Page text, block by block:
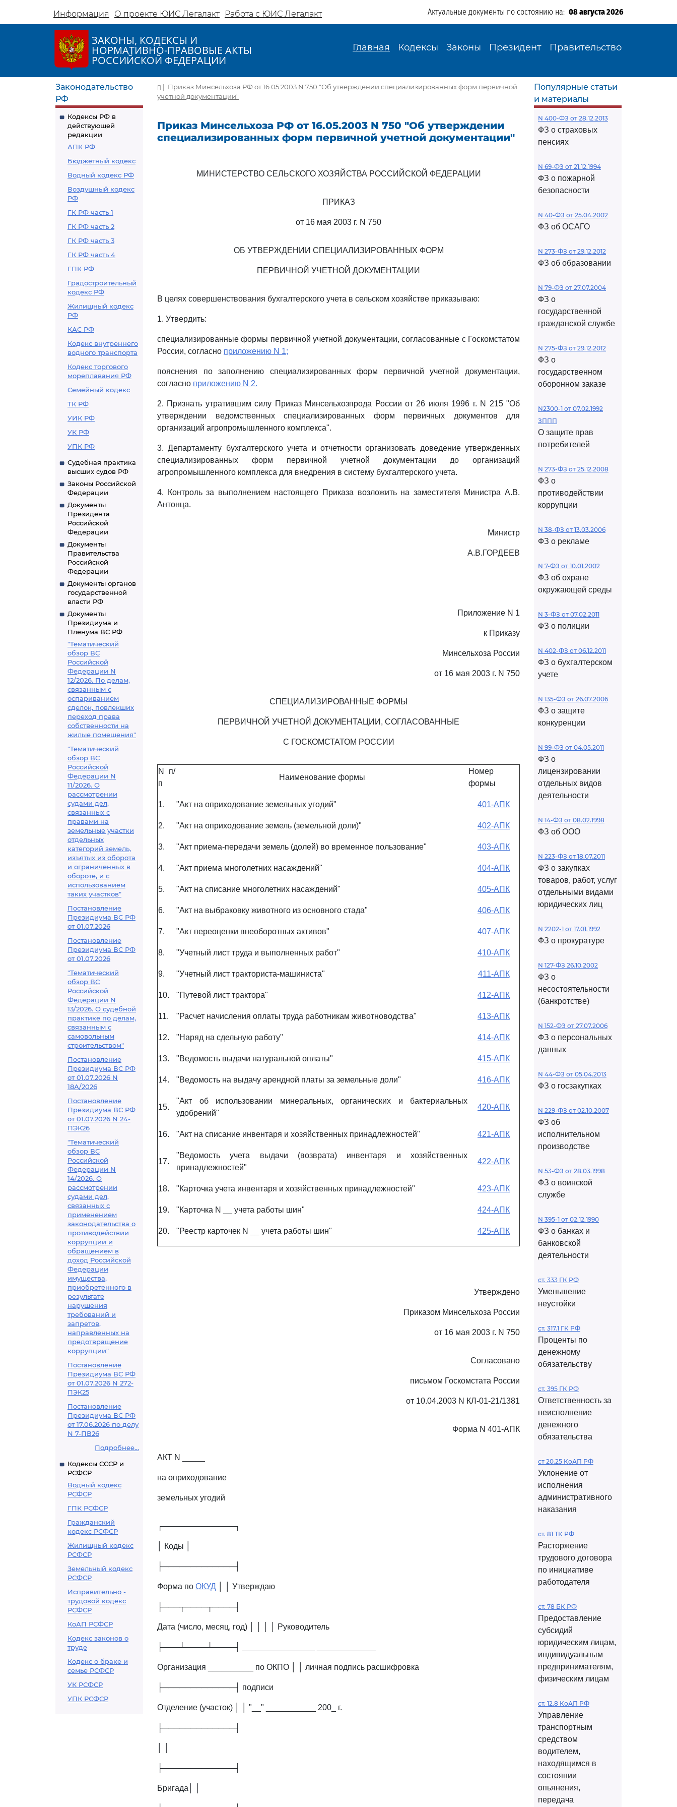
Информация О проекте ЮИС Легалакт Работа с ЮИС Легалакт Актуальные документы по состоянию на: 08 августа 2026
ЗАКОНЫ, КОДЕКСЫ И
НОРМАТИВНО-ПРАВОВЫЕ АКТЫ
РОССИЙСКОЙ ФЕДЕРАЦИИ
Главная Кодексы Законы Президент Правительство
Законодательство
РФ
Кодексы РФ в
действующей
редакции
АПК РФ
Бюджетный кодекс
Водный кодекс РФ
Воздушный кодекс
РФ
ГК РФ часть 1
ГК РФ часть 2
ГК РФ часть 3
ГК РФ часть 4
ГПК РФ
Градостроительный
кодекс РФ
Жилищный кодекс
РФ
КАС РФ
Кодекс внутреннего
водного транспорта
Кодекс торгового
мореплавания РФ
Семейный кодекс
ТК РФ
УИК РФ
УК РФ
УПК РФ
Судебная практика
высших судов РФ
Законы Российской
Федерации
Документы
Президента
Российской
Федерации
Документы
Правительства
Российской
Федерации
Документы органов
государственной
власти РФ
Документы
Президиума и
Пленума ВС РФ
"Тематический
обзор ВС
Российской
Федерации N
12/2026. По делам,
связанным с
оспариванием
сделок, повлекших
переход права
собственности на
жилые помещения"
"Тематический
обзор ВС
Российской
Федерации N
11/2026. О
рассмотрении
судами дел,
связанных с
правами на
земельные участки
отдельных
категорий земель,
изъятых из оборота
и ограниченных в
обороте, и с
использованием
таких участков"
Постановление
Президиума ВС РФ
от 01.07.2026
Постановление
Президиума ВС РФ
от 01.07.2026
"Тематический
обзор ВС
Российской
Федерации N
13/2026. О судебной
практике по делам,
связанным с
самовольным
строительством"
Постановление
Президиума ВС РФ
от 01.07.2026 N
18А/2026
Постановление
Президиума ВС РФ
от 01.07.2026 N 24-
ПЭК26
"Тематический
обзор ВС
Российской
Федерации N
14/2026. О
рассмотрении
судами дел,
связанных с
применением
законодательства о
противодействии
коррупции и
обращением в
доход Российской
Федерации
имущества,
приобретенного в
результате
нарушения
требований и
запретов,
направленных на
предотвращение
коррупции"
Постановление
Президиума ВС РФ
от 01.07.2026 N 272-
ПЭК25
Постановление
Президиума ВС РФ
от 17.06.2026 по делу
N 7-ПВ26
Подробнее...
Кодексы СССР и
РСФСР
Водный кодекс
РСФСР
ГПК РСФСР
Гражданский
кодекс РСФСР
Жилищный кодекс
РСФСР
Земельный кодекс
РСФСР
Исправительно -
трудовой кодекс
РСФСР
КоАП РСФСР
Кодекс законов о
труде
Кодекс о браке и
семье РСФСР
УК РСФСР
УПК РСФСР
| Приказ Минсельхоза РФ от 16.05.2003 N 750 "Об утверждении специализированных форм первичной
учетной документации"
Приказ Минсельхоза РФ от 16.05.2003 N 750 "Об утверждении
специализированных форм первичной учетной документации"
МИНИСТЕРСТВО СЕЛЬСКОГО ХОЗЯЙСТВА РОССИЙСКОЙ ФЕДЕРАЦИИ
ПРИКАЗ
от 16 мая 2003 г. N 750
ОБ УТВЕРЖДЕНИИ СПЕЦИАЛИЗИРОВАННЫХ ФОРМ
ПЕРВИЧНОЙ УЧЕТНОЙ ДОКУМЕНТАЦИИ
В целях совершенствования бухгалтерского учета в сельском хозяйстве приказываю:
1. Утвердить:
специализированные формы первичной учетной документации, согласованные с Госкомстатом
России, согласно приложению N 1;
пояснения по заполнению специализированных форм первичной учетной документации,
согласно приложению N 2.
2. Признать утратившим силу Приказ Минсельхозпрода России от 26 июля 1996 г. N 215 "Об
утверждении ведомственных специализированных форм первичных документов для
организаций агропромышленного комплекса".
3. Департаменту бухгалтерского учета и отчетности организовать доведение утвержденных
специализированных форм первичной учетной документации до организаций
агропромышленного комплекса для внедрения в систему бухгалтерского учета.
4. Контроль за выполнением настоящего Приказа возложить на заместителя Министра А.В.
Антонца.
Министр
А.В.ГОРДЕЕВ
Приложение N 1
к Приказу
Минсельхоза России
от 16 мая 2003 г. N 750
СПЕЦИАЛИЗИРОВАННЫЕ ФОРМЫ
ПЕРВИЧНОЙ УЧЕТНОЙ ДОКУМЕНТАЦИИ, СОГЛАСОВАННЫЕ
С ГОСКОМСТАТОМ РОССИИ
N п/
п
Наименование формы
Номер
формы
1. "Акт на оприходование земельных угодий" 401-АПК
2. "Акт на оприходование земель (земельной доли)" 402-АПК
3. "Акт приема-передачи земель (долей) во временное пользование" 403-АПК
4. "Акт приема многолетних насаждений" 404-АПК
5. "Акт на списание многолетних насаждений" 405-АПК
6. "Акт на выбраковку животного из основного стада" 406-АПК
7. "Акт переоценки внеоборотных активов" 407-АПК
8. "Учетный лист труда и выполненных работ" 410-АПК
9. "Учетный лист тракториста-машиниста" 411-АПК
10. "Путевой лист трактора" 412-АПК
11. "Расчет начисления оплаты труда работникам животноводства" 413-АПК
12. "Наряд на сдельную работу" 414-АПК
13. "Ведомость выдачи натуральной оплаты" 415-АПК
14. "Ведомость на выдачу арендной платы за земельные доли" 416-АПК
15.
"Акт об использовании минеральных, органических и бактериальных
удобрений"
420-АПК
16. "Акт на списание инвентаря и хозяйственных принадлежностей" 421-АПК
17.
"Ведомость учета выдачи (возврата) инвентаря и хозяйственных
принадлежностей"
422-АПК
18. "Карточка учета инвентаря и хозяйственных принадлежностей" 423-АПК
19. "Карточка N __ учета работы шин" 424-АПК
20. "Реестр карточек N __ учета работы шин" 425-АПК
Утверждено
Приказом Минсельхоза России
от 16 мая 2003 г. N 750
Согласовано
письмом Госкомстата России
от 10.04.2003 N КЛ-01-21/1381
Форма N 401-АПК
АКТ N _____
на оприходование
земельных угодий
┌─────────────┐
│ Коды │
├─────────────┤
Форма по ОКУД │ │ Утверждаю
├───┬────┬────┤
Дата (число, месяц, год) │ │ │ │ Руководитель
├───┴────┴────┤ ________________ _____________
Организация __________ по ОКПО │ │ личная подпись расшифровка
├─────────────┤ подписи
Отделение (участок) │ │ "__" ___________ 200_ г.
├─────────────┤
├─────────────┤
Бригада│ │
Популярные статьи
и материалы
N 400-ФЗ от 28.12.2013
ФЗ о страховых
пенсиях
N 69-ФЗ от 21.12.1994
ФЗ о пожарной
безопасности
N 40-ФЗ от 25.04.2002
ФЗ об ОСАГО
N 273-ФЗ от 29.12.2012
ФЗ об образовании
N 79-ФЗ от 27.07.2004
ФЗ о
государственной
гражданской службе
N 275-ФЗ от 29.12.2012
ФЗ о
государственном
оборонном заказе
N2300-1 от 07.02.1992
ЗППП
О защите прав
потребителей
N 273-ФЗ от 25.12.2008
ФЗ о
противодействии
коррупции
N 38-ФЗ от 13.03.2006
ФЗ о рекламе
N 7-ФЗ от 10.01.2002
ФЗ об охране
окружающей среды
N 3-ФЗ от 07.02.2011
ФЗ о полиции
N 402-ФЗ от 06.12.2011
ФЗ о бухгалтерском
учете
N 135-ФЗ от 26.07.2006
ФЗ о защите
конкуренции
N 99-ФЗ от 04.05.2011
ФЗ о
лицензировании
отдельных видов
деятельности
N 14-ФЗ от 08.02.1998
ФЗ об ООО
N 223-ФЗ от 18.07.2011
ФЗ о закупках
товаров, работ, услуг
отдельными видами
юридических лиц
N 2202-1 от 17.01.1992
ФЗ о прокуратуре
N 127-ФЗ 26.10.2002
ФЗ о
несостоятельности
(банкротстве)
N 152-ФЗ от 27.07.2006
ФЗ о персональных
данных
N 44-ФЗ от 05.04.2013
ФЗ о госзакупках
N 229-ФЗ от 02.10.2007
ФЗ об
исполнительном
производстве
N 53-ФЗ от 28.03.1998
ФЗ о воинской
службе
N 395-1 от 02.12.1990
ФЗ о банках и
банковской
деятельности
ст. 333 ГК РФ
Уменьшение
неустойки
ст. 317.1 ГК РФ
Проценты по
денежному
обязательству
ст. 395 ГК РФ
Ответственность за
неисполнение
денежного
обязательства
ст 20.25 КоАП РФ
Уклонение от
исполнения
административного
наказания
ст. 81 ТК РФ
Расторжение
трудового договора
по инициативе
работодателя
ст. 78 БК РФ
Предоставление
субсидий
юридическим лицам,
индивидуальным
предпринимателям,
физическим лицам
ст. 12.8 КоАП РФ
Управление
транспортным
средством
водителем,
находящимся в
состоянии
опьянения,
передача